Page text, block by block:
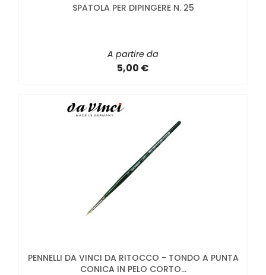
SPATOLA PER DIPINGERE N. 25
A partire da
5,00 €
PENNELLI DA VINCI DA RITOCCO - TONDO A PUNTA
CONICA IN PELO CORTO...